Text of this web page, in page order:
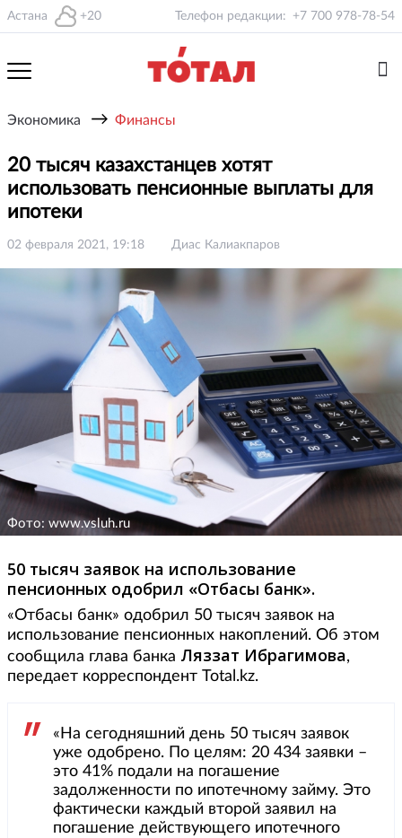
Астана +20 Телефон редакции: +7 700 978-78-54
Экономика → Финансы
20 тысяч казахстанцев хотят
использовать пенсионные выплаты для
ипотеки
02 февраля 2021, 19:18 Диас Калиакпаров
Фото: www.vsluh.ru
50 тысяч заявок на использование
пенсионных одобрил «Отбасы банк».
«Отбасы банк» одобрил 50 тысяч заявок на
использование пенсионных накоплений. Об этом
сообщила глава банка Ляззат Ибрагимова,
передает корреспондент Total.kz.
«На сегодняшний день 50 тысяч заявок
уже одобрено. По целям: 20 434 заявки –
это 41% подали на погашение
задолженности по ипотечному займу. Это
фактически каждый второй заявил на
погашение действующего ипотечного